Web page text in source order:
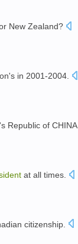
New Zealand?
in 2001-2004.
Republic of CHINA
at all times
citizenship